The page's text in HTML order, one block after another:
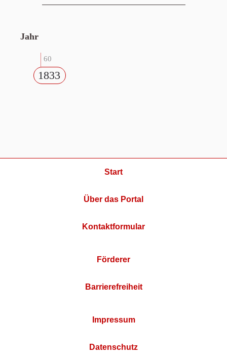
Jahr
60
1833
Start
Über das Portal
Kontaktformular
Förderer
Barrierefreiheit
Impressum
Datenschutz